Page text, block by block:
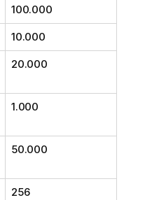
100.000
10.000
20.000
1.000
50.000
256